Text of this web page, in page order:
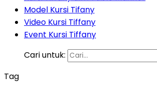
Model Kursi Tifany
Video Kursi Tiffany
Event Kursi Tiffany
Cari untuk:
Tag